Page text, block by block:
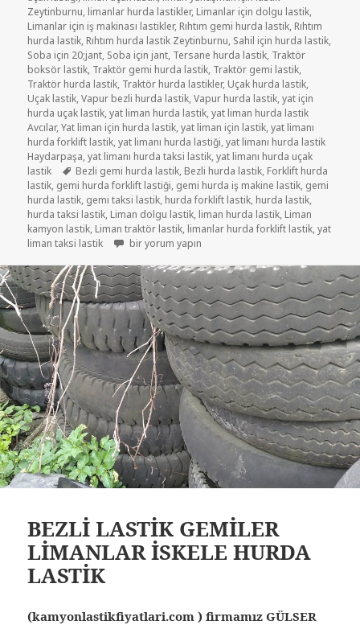
Zeytinburnu, limanlar hurda lastikler, Limanlar için dolgu lastik,
Limanlar için iş makinası lastikler, Rıhtım gemi hurda lastik, Rıhtım
hurda lastik, Rıhtım hurda lastik Zeytinburnu, Sahil için hurda lastik,
Soba için 20;jant, Soba için jant, Tersane hurda lastik, Traktör
boksör lastik, Traktör gemi hurda lastik, Traktör gemi lastik,
Traktör hurda lastik, Traktör hurda lastikler, Uçak hurda lastik,
Uçak lastik,Vapur bezli hurda lastik,Vapur hurda lastik,yat için
hurda uçak lastik,yat liman hurda lastik,yat liman hurda lastik
Avcılar,Yat liman için hurda lastik,yat liman için lastik,yat limanı
hurda forklift lastik,yat limanı hurda lastiği,yat limanı hurda lastik
Haydarpaşa,yat limanı hurda taksi lastik,yat limanı hurda uçak
lastik
Etiketler
Bezli gemi hurda lastik, Bezli hurda lastik, Forklift hurda
lastik, gemi hurda forklift lastiği, gemi hurda iş makine lastik, gemi
hurda lastik, gemi taksi lastik, hurda forklift lastik, hurda lastik,
hurda taksi lastik, Liman dolgu lastik, liman hurda lastik, Liman
kamyon lastik, Liman traktör lastik, limanlar hurda forklift lastik,yat
liman taksi lastik
HURDA GEMİ RIHTIM İSKELE LİMANLAR LASTİKLER
bir yorum yapın
BEZLİ LASTİK GEMİLER
LİMANLAR İSKELE HURDA
LASTİK
(kamyonlastikfiyatlari.com ) firmamız GÜLSER